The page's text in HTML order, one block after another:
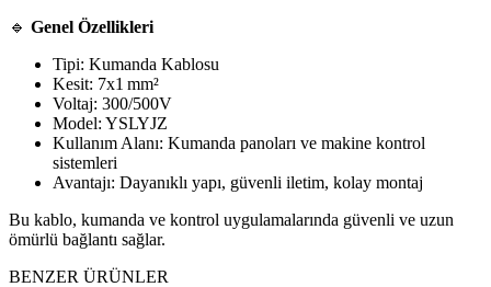
🔹 Genel Özellikleri
Tipi: Kumanda Kablosu
Kesit: 7x1 mm²
Voltaj: 300/500V
Model: YSLYJZ
Kullanım Alanı: Kumanda panoları ve makine kontrol
sistemleri
Avantajı: Dayanıklı yapı, güvenli iletim, kolay montaj
Bu kablo, kumanda ve kontrol uygulamalarında güvenli ve uzun
ömürlü bağlantı sağlar.
BENZER ÜRÜNLER